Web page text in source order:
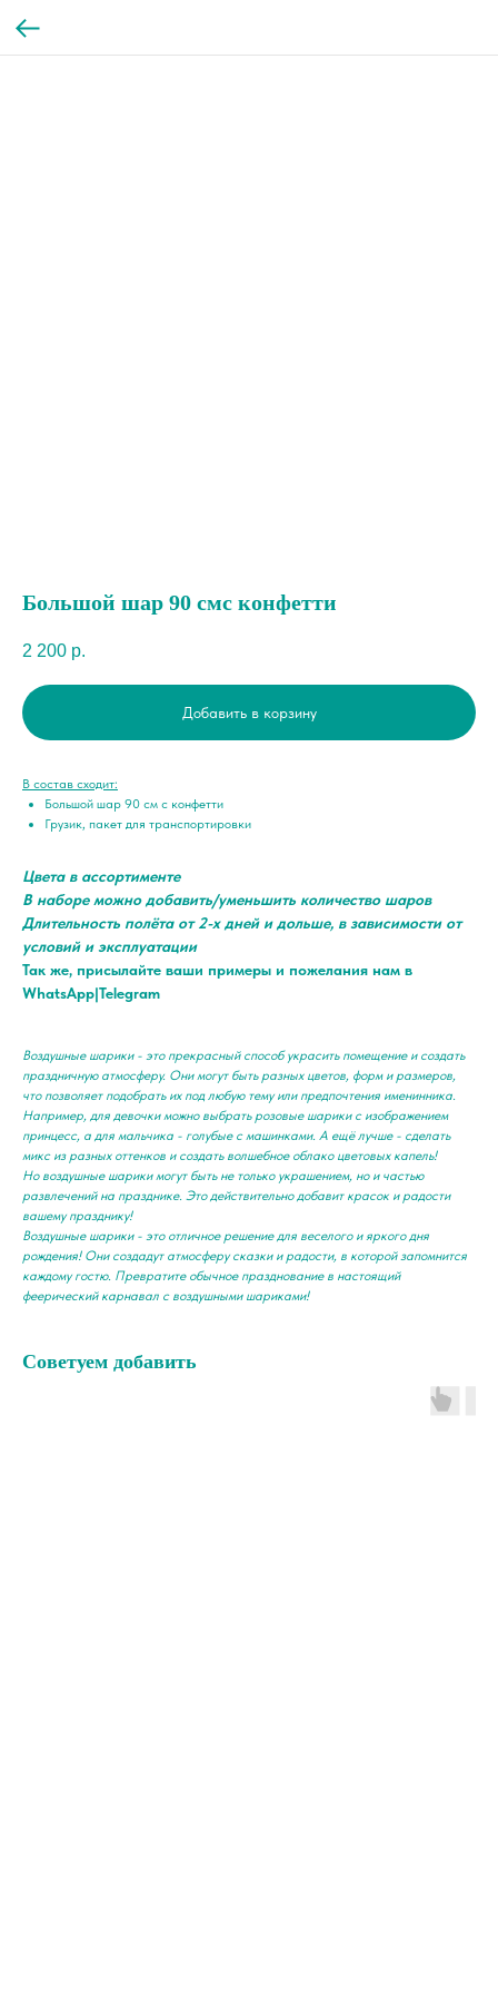
Большой шар 90 смс конфетти
2 200 р.
Добавить в корзину
В состав сходит:
Большой шар 90 см с конфетти
Грузик, пакет для транспортировки
Цвета в ассортименте
В наборе можно добавить/уменьшить количество шаров
Длительность полёта от 2-х дней и дольше, в зависимости от
условий и эксплуатации
Так же, присылайте ваши примеры и пожелания нам в
WhatsApp|Telegram
Воздушные шарики - это прекрасный способ украсить помещение и создать
праздничную атмосферу. Они могут быть разных цветов, форм и размеров,
что позволяет подобрать их под любую тему или предпочтения именинника.
Например, для девочки можно выбрать розовые шарики с изображением
принцесс, а для мальчика - голубые с машинками. А ещё лучше - сделать
микс из разных оттенков и создать волшебное облако цветовых капель!
Но воздушные шарики могут быть не только украшением, но и частью
развлечений на празднике. Это действительно добавит красок и радости
вашему празднику!
Воздушные шарики - это отличное решение для веселого и яркого дня
рождения! Они создадут атмосферу сказки и радости, в которой запомнится
каждому гостю. Превратите обычное празднование в настоящий
феерический карнавал с воздушными шариками!
Советуем добавить